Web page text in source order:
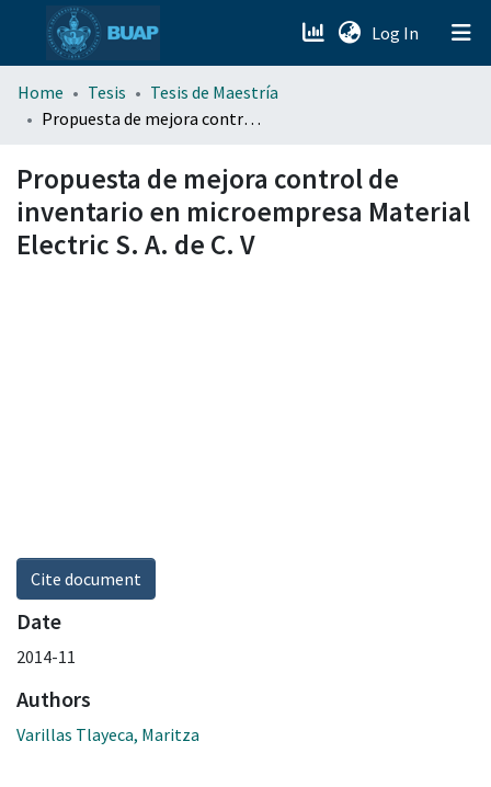
Log In (current)
menu.section.about_menu
Home Tesis
Tesis de Maestría
Propuesta de mejora control de inventario en microempresa Material Electric S. A. de C. V
Propuesta de mejora control de
inventario en microempresa Material
Electric S. A. de C. V
Cite document
Date
2014-11
Authors
Varillas Tlayeca, Maritza